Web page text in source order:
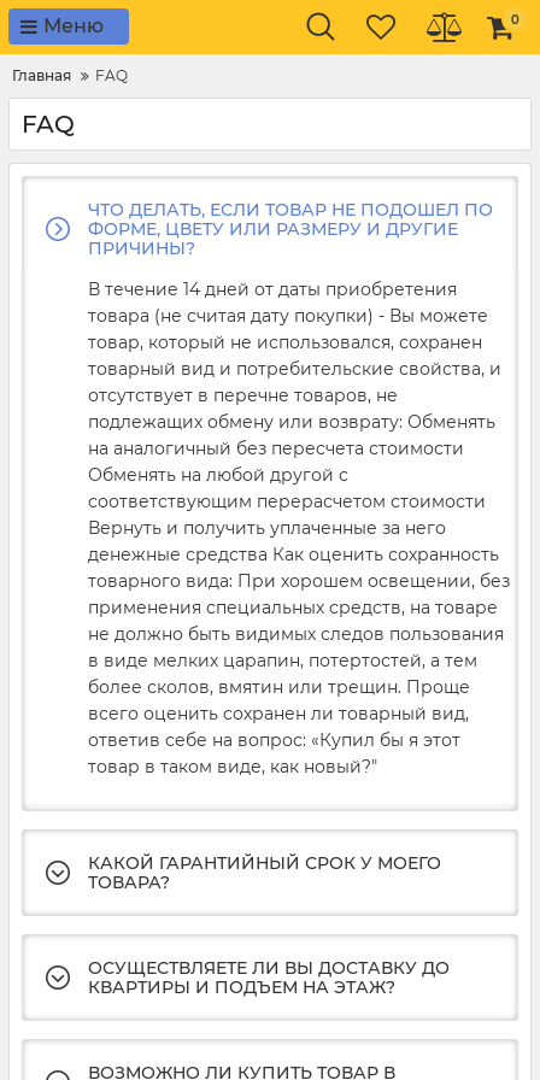
Меню 0
Главная FAQ
FAQ
ЧТО ДЕЛАТЬ, ЕСЛИ ТОВАР НЕ ПОДОШЕЛ ПО
ФОРМЕ, ЦВЕТУ ИЛИ РАЗМЕРУ И ДРУГИЕ
ПРИЧИНЫ?
В течение 14 дней от даты приобретения
товара (не считая дату покупки) - Вы можете
товар, который не использовался, сохранен
товарный вид и потребительские свойства, и
отсутствует в перечне товаров, не
подлежащих обмену или возврату: Обменять
на аналогичный без пересчета стоимости
Обменять на любой другой с
соответствующим перерасчетом стоимости
Вернуть и получить уплаченные за него
денежные средства Как оценить сохранность
товарного вида: При хорошем освещении, без
применения специальных средств, на товаре
не должно быть видимых следов пользования
в виде мелких царапин, потертостей, а тем
более сколов, вмятин или трещин. Проще
всего оценить сохранен ли товарный вид,
ответив себе на вопрос: «Купил бы я этот
товар в таком виде, как новый?"
КАКОЙ ГАРАНТИЙНЫЙ СРОК У МОЕГО
ТОВАРА?
ОСУЩЕСТВЛЯЕТЕ ЛИ ВЫ ДОСТАВКУ ДО
КВАРТИРЫ И ПОДЪЕМ НА ЭТАЖ?
ВОЗМОЖНО ЛИ КУПИТЬ ТОВАР В